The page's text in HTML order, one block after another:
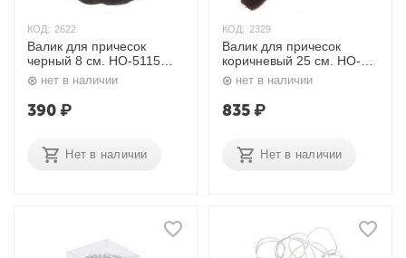
КОД: 2622
Валик для причесок
черный 8 см. HO-5115
Dewalнет в наличии
390₽
Нет в наличии
КОД: 2329
Валик для причесок
коричневый 25 см. HO-
5111 Dewal
нет в наличии
835₽
Нет в наличии